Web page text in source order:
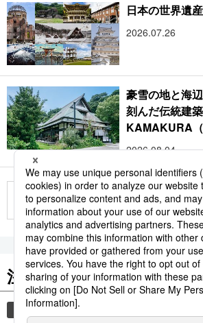
日本の世界遺
2026.07.26
豪雪の地と海
刻んだ伝統建
KAMAKURA
2026.08.04
もっと見る
注目のキーワード
共同通信ニュース